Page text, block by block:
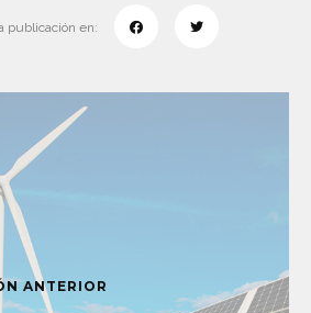
publicación en:
ANTERIOR